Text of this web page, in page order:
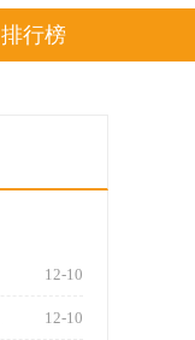
排行榜
12-10
12-10